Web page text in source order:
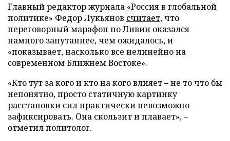
Главный редактор журнала «Россия в глобальной
политике» Федор Лукьянов считает, что
переговорный марафон по Ливии оказался
намного запутаннее, чем ожидалось, и
«показывает, насколько все нелинейно на
современном Ближнем Востоке».
«Кто тут за кого и кто на кого влияет – не то что бы
непонятно, просто статичную картинку
расстановки сил практически невозможно
зафиксировать. Она скользит и плавает», –
отметил политолог.